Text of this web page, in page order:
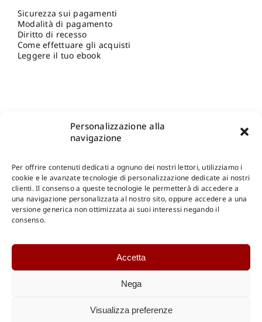
Personalizzazione alla
navigazione
Per offrire contenuti dedicati a ognuno dei nostri lettori, utilizziamo i
cookie e le avanzate tecnologie di personalizzazione dedicate ai nostri
clienti. Il consenso a queste tecnologie le permetterà di accedere a
una navigazione personalizzata al nostro sito, oppure accedere a una
versione generica non ottimizzata ai suoi interessi negando il
consenso.
Accetta
Nega
Visualizza preferenze
Sicurezza sui pagamenti
Modalità di pagamento
Diritto di recesso
Come effettuare gli acquisti
Leggere il tuo ebook
Shop Gangemi Editore-Pagamenti Sicuri e anche Rateali
Catalogo Online
Catalogo Internazionale
DOWNLOAD
Catalogo Internazionale